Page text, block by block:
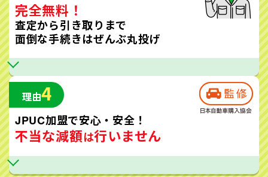
完全無料！
査定から引き取りまで
面倒な手続きはぜんぶ丸投げ
理由4
JPUC加盟で安心・安全！
不当な減額は行いません